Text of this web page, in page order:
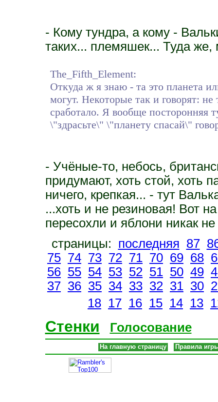
- Кому тундра, а кому -
таких... племяшек... Туда же,
The_Fifth_Element:
Откуда ж я знаю - та это планета
могут. Некоторые так и говорят:
сработало. Я вообще посторонняя
\"здрасьте\" \"планету спасай\"
- Учёные-то, небось,
придумают, хоть стой, хоть
ничего, крепкая... - тут
...хоть и не резиновая! Вот
пересохли и яблони никак
страницы: последняя 87
75 74 73 72 71 70 69 68
56 55 54 53 52 51 50 49
37 36 35 34 33 32 31 30
18 17 16 15 14 13
Стенки Голосование
На главную страницу Правила